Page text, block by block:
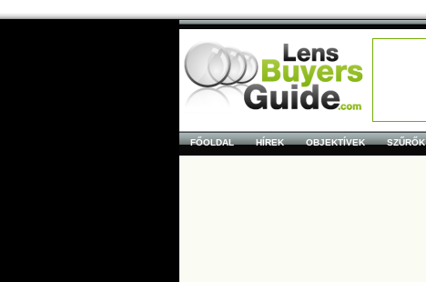
FŐOLDAL HÍREK OBJEKTÍVEK SZŰRŐK